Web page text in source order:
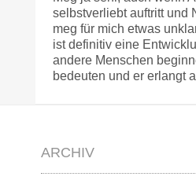
selbstverliebt auftritt und
meg für mich etwas
ist definitiv eine
andere Menschen
bedeuten und er erlangt
ARCHIV